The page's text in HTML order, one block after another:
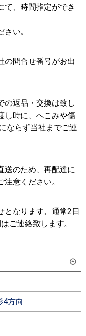
て、時間指定ができ
い。
の問合せ番号がお出
の返品・交換は致し
し時に、へこみや傷
ならず当社までご連
送のため、再配達に
意ください。
となります。通常2日
ご連絡致します。
4方向